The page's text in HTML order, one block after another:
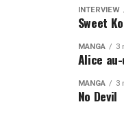
INTERVIEW
Sweet
MANGA 3
Alice
MANGA 3
No Devil